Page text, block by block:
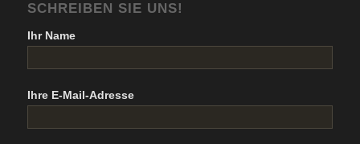
SCHREIBEN SIE UNS!
Ihr Name
Ihre E-Mail-Adresse